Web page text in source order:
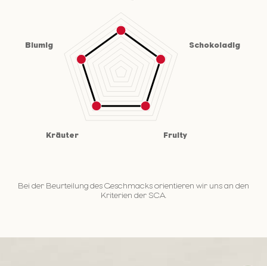
Bei der Beurteilung des Geschmacks orientieren wir uns an den
Kriterien der SCA.